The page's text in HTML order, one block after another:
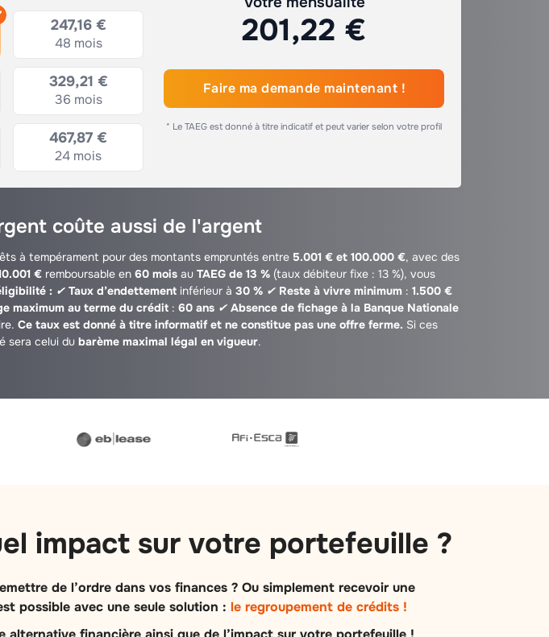
247,16 €
48 mois
329,21 €
36 mois
467,87 €
24 mois
201,22 €
Faire ma demande maintenant !
* Le TAEG est donné à titre indicatif et peut varier selon votre profil
coûte aussi de l'argent
à tempérament pour des montants empruntés entre 5.001 € et 100.000 €, avec des
€remboursable en 60 moisau TAEG de 13 %(taux débiteur fixe : 13 %), vous
: ✔ Taux d’endettement inférieur à 30 % ✔ Reste à vivre minimum : 1.500 €
maximum au terme du crédit : 60 ans ✔ Absence de fichage à la Banque Nationale
Ce taux est donné à titre informatif et ne constitue pas une offre ferme. Si ces
sera celui du barème maximal légal en vigueur.
impact sur votre portefeuille ?
de l’ordre dans vos finances ? Ou simplement recevoir une
possible avec une seule solution : le regroupement de crédits !